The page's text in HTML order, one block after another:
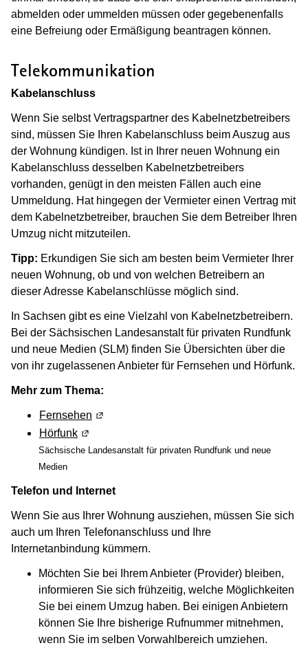
abmelden oder ummelden müssen oder gegebenenfalls
eine Befreiung oder Ermäßigung beantragen können.
Telekommunikation
Kabelanschluss
Wenn Sie selbst Vertragspartner des Kabelnetzbetreibers
sind, müssen Sie Ihren Kabelanschluss beim Auszug aus
der Wohnung kündigen. Ist in Ihrer neuen Wohnung ein
Kabelanschluss desselben Kabelnetzbetreibers
vorhanden, genügt in den meisten Fällen auch eine
Ummeldung. Hat hingegen der Vermieter einen Vertrag mit
dem Kabelnetzbetreiber, brauchen Sie dem Betreiber Ihren
Umzug nicht mitzuteilen.
Tipp: Erkundigen Sie sich am besten beim Vermieter Ihrer
neuen Wohnung, ob und von welchen Betreibern an
dieser Adresse Kabelanschlüsse möglich sind.
In Sachsen gibt es eine Vielzahl von Kabelnetzbetreibern.
Bei der Sächsischen Landesanstalt für privaten Rundfunk
und neue Medien (SLM) finden Sie Übersichten über die
von ihr zugelassenen Anbieter für Fernsehen und Hörfunk.
Mehr zum Thema:
Fernsehen (Wird in einem neuen Fenster geöffnet)
Hörfunk (Wird in einem neuen Fenster geöffnet)
Sächsische Landesanstalt für privaten Rundfunk und neue
Medien
Telefon und Internet
Wenn Sie aus Ihrer Wohnung ausziehen, müssen Sie sich
auch um Ihren Telefonanschluss und Ihre
Internetanbindung kümmern.
Möchten Sie bei Ihrem Anbieter (Provider) bleiben,
informieren Sie sich frühzeitig, welche Möglichkeiten
Sie bei einem Umzug haben. Bei einigen Anbietern
können Sie Ihre bisherige Rufnummer mitnehmen,
wenn Sie im selben Vorwahlbereich umziehen.